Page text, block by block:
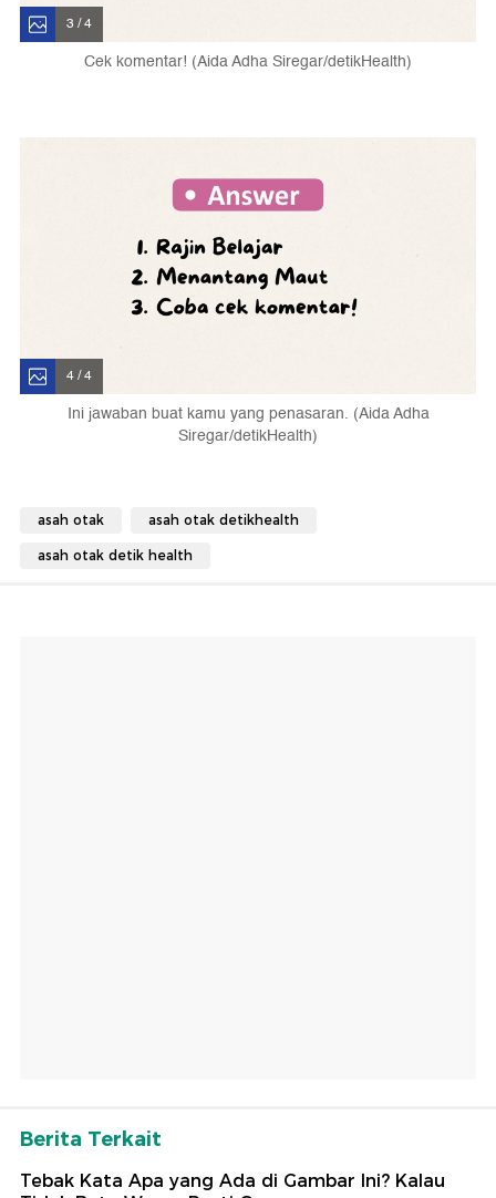
3 / 4
Cek komentar! (Aida Adha Siregar/detikHealth)
4 / 4
Ini jawaban buat kamu yang penasaran. (Aida Adha
Siregar/detikHealth)
asah otak asah otak detikhealth
asah otak detik health
Berita Terkait
Tebak Kata Apa yang Ada di Gambar Ini? Kalau